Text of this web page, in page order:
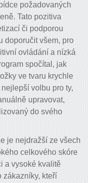
požadovaných
Tato pozitiva
či podporou
doporučit všem, pro
ovládání a nízká
spočítal, jak
ve tvaru krychle
volbu pro ty,
upravovat,
do svého
je nejdražší ze všech
celkového skóre
a vysoké kvalitě
zákazníky, kteří